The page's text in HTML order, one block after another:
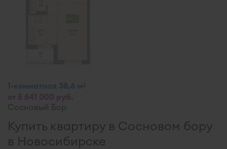
1-комнатная 38,6 м2
Сосновый Бор
Купить квартиру в Сосновом бору
в Новосибирске